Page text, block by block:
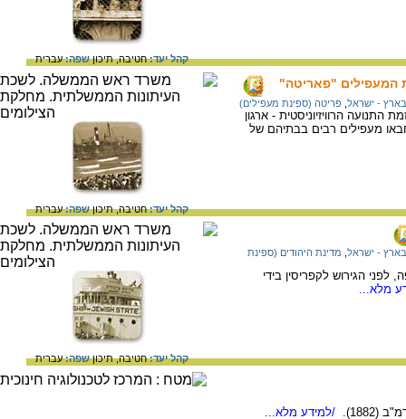
קהל יעד:חטיבה,תיכוןשפה:עברית
המעפילים "פאריטה"
- ישראל פריטה (ספינת מעפילים)
הרוויזיוניסטית - ארגון
מעפילים רבים בבתיהם של
קהל יעד:חטיבה,תיכוןשפה:עברית
- ישראל מדינת היהודים (ספינת
הגירוש לקפריסין בידי
מלא...
קהל יעד:חטיבה,תיכוןשפה:עברית
/למידע מלא...